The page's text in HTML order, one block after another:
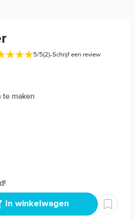
5/5(2)-Schrijf een review
te maken
In winkelwagen